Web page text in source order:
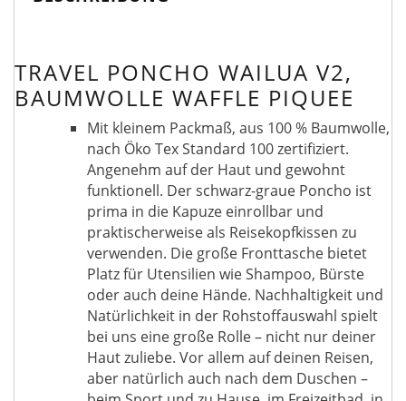
TRAVEL PONCHO WAILUA V2,
BAUMWOLLE WAFFLE PIQUEE
Mit kleinem Packmaß, aus 100 % Baumwolle,
nach Öko Tex Standard 100 zertifiziert.
Angenehm auf der Haut und gewohnt
funktionell. Der schwarz-graue Poncho ist
prima in die Kapuze einrollbar und
praktischerweise als Reisekopfkissen zu
verwenden. Die große Fronttasche bietet
Platz für Utensilien wie Shampoo, Bürste
oder auch deine Hände. Nachhaltigkeit und
Natürlichkeit in der Rohstoffauswahl spielt
bei uns eine große Rolle – nicht nur deiner
Haut zuliebe. Vor allem auf deinen Reisen,
aber natürlich auch nach dem Duschen –